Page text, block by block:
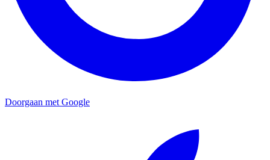
Doorgaan met Google